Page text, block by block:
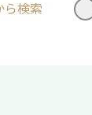
ら検索